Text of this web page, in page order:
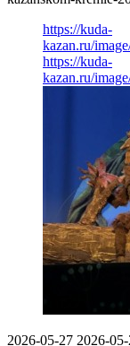
https://kuda-
kazan.ru/
https://kuda-
kazan.ru/
2026-05-27 2026-